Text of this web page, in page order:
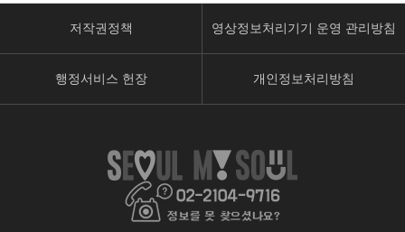
저작권정책 영상정보처리기기 운영 관리방침
행정서비스 헌장 개인정보처리방침
이
스
북
페
튜
브
페
이
스
타
페
이